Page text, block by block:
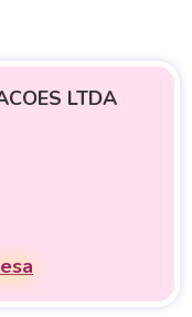
LTDA